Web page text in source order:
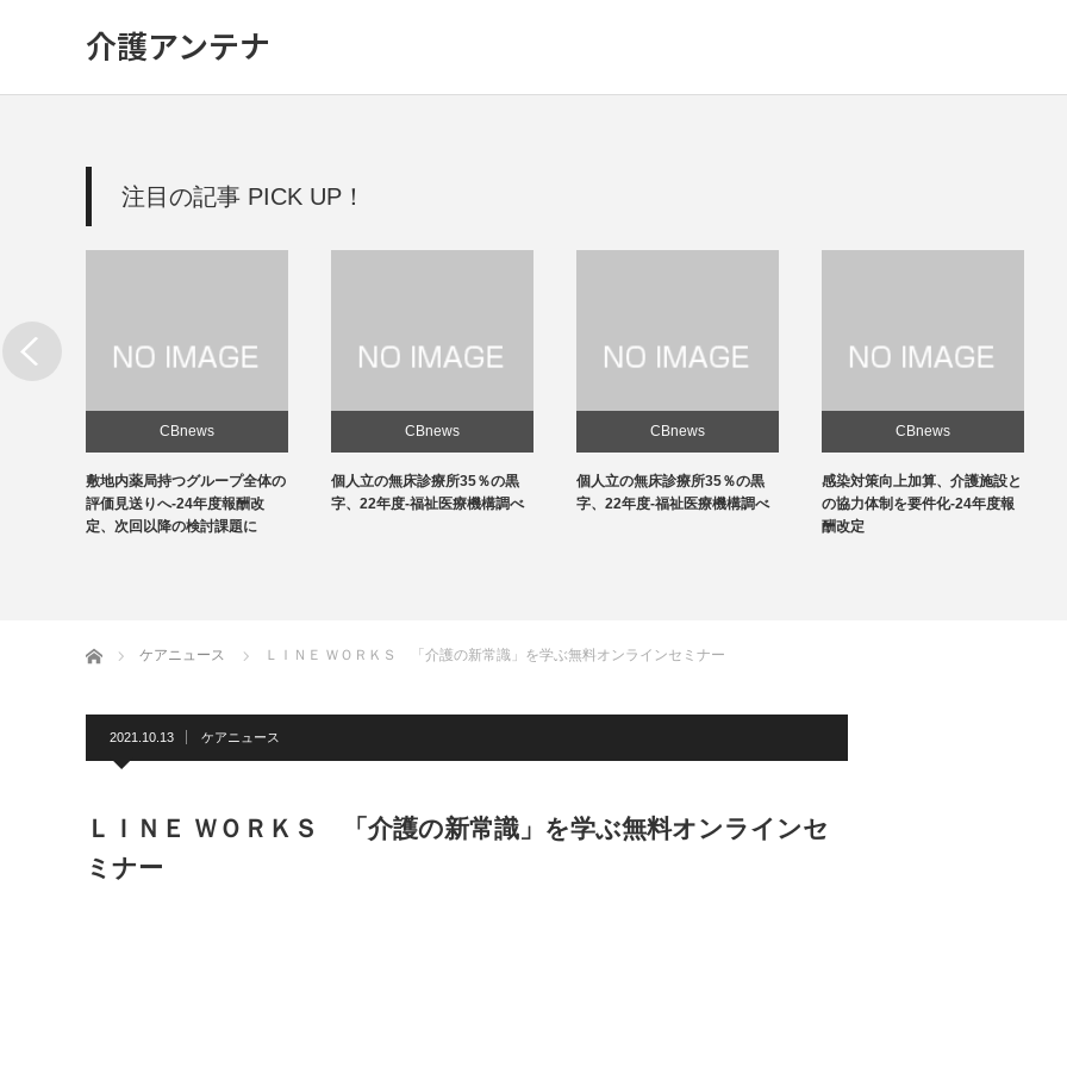
介護アンテナ
注目の記事 PICK UP！
CBnews
敷地内薬局持つグループ全体の
評価見送りへ-24年度報酬改
定、次回以降の検討課題に
CBnews
個人立の無床診療所35％の黒
字、22年度-福祉医療機構調べ
CBnews
個人立の無床診療所35％の黒
字、22年度-福祉医療機構調べ
CBnews
感染対策向上加算、介護施設と
の協力体制を要件化-24年度報
酬改定
ホーム ケアニュース ＬＩＮＥ ＷＯＲＫＳ 「介護の新常識」を学ぶ無料オンラインセミナー
2021.10.13 ケアニュース
ＬＩＮＥ ＷＯＲＫＳ 「介護の新常識」を学ぶ無料オンラインセ
ミナー